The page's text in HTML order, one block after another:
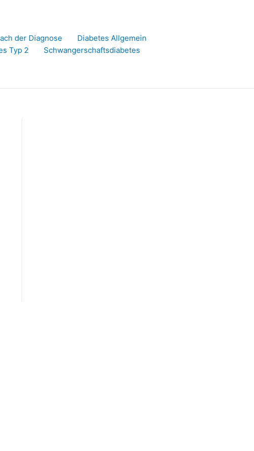
der Diagnose
Diabetes Allgemein
Typ 2 Schwangerschaftsdiabetes